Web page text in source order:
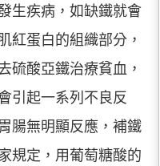
生疾病，如缺鐵就會
紅蛋白的組織部分，
硫酸亞鐵治療貧血，
引起一系列不良反
腸無明顯反應，補鐵
規定，用葡萄糖酸的